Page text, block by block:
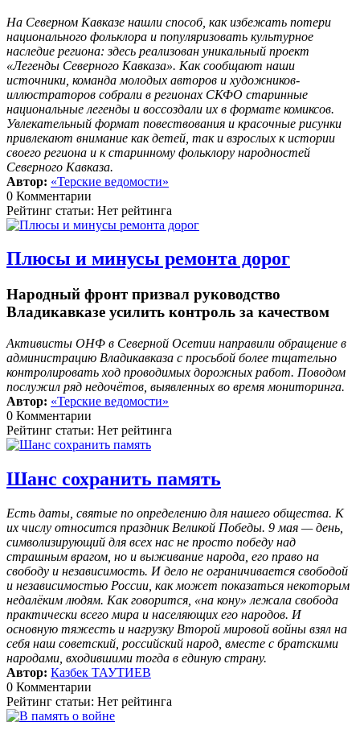
На Северном Кавказе нашли способ, как избежать потери
национального фольклора и популяризовать культурное
наследие региона: здесь реализован уникальный проект
«Легенды Северного Кавказа». Как сообщают наши
источники, команда молодых авторов и художников-
иллюстраторов собрали в регионах СКФО старинные
национальные легенды и воссоздали их в формате комиксов.
Увлекательный формат повествования и красочные рисунки
привлекают внимание как детей, так и взрослых к истории
своего региона и к старинному фольклору народностей
Северного Кавказа.
Автор: «Терские ведомости»
0 Комментарии
Рейтинг статьи: Нет рейтинга
Плюсы и минусы ремонта дорог
Народный фронт призвал руководство
Владикавказе усилить контроль за качеством
Активисты ОНФ в Северной Осетии направили обращение в
администрацию Владикавказа с просьбой более тщательно
контролировать ход проводимых дорожных работ. Поводом
послужил ряд недочётов, выявленных во время мониторинга.
Автор: «Терские ведомости»
0 Комментарии
Рейтинг статьи: Нет рейтинга
Шанс сохранить память
Есть даты, святые по определению для нашего общества. К
их числу относится праздник Великой Победы. 9 мая — день,
символизирующий для всех нас не просто победу над
страшным врагом, но и выживание народа, его право на
свободу и независимость. И дело не ограничивается свободой
и независимостью России, как может показаться некоторым
недалёким людям. Как говорится, «на кону» лежала свобода
практически всего мира и населяющих его народов. И
основную тяжесть и нагрузку Второй мировой войны взял на
себя наш советский, российский народ, вместе с братскими
народами, входившими тогда в единую страну.
Автор: Казбек ТАУТИЕВ
0 Комментарии
Рейтинг статьи: Нет рейтинга